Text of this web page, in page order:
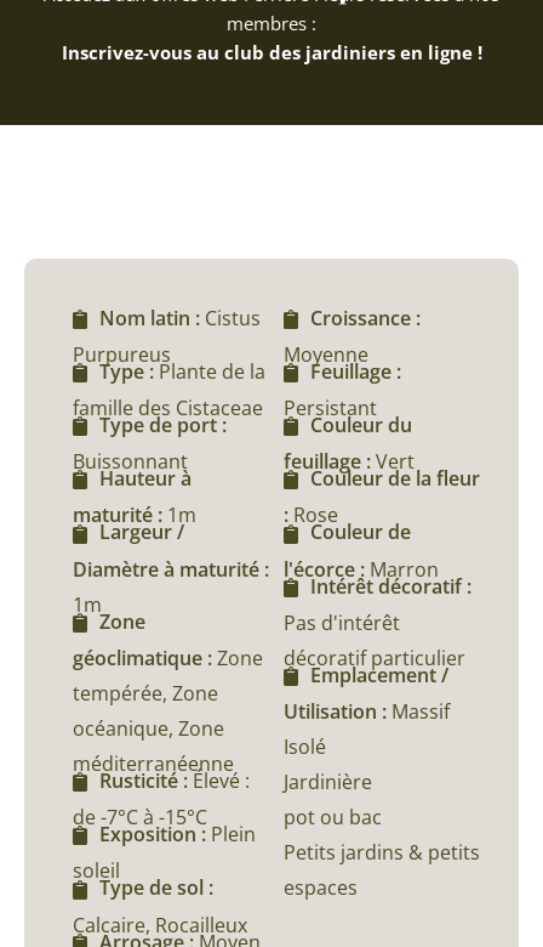
membres :
Inscrivez-vous au club des jardiniers en ligne !
Nom latin : Cistus
Purpureus
Type : Plante de la
famille des Cistaceae
Type de port :
Buissonnant
Hauteur à
maturité : 1m
Largeur /
Diamètre à maturité :
1m
Zone
géoclimatique :Zone
tempérée, Zone
océanique, Zone
méditerranéenne
Rusticité : Élevé :
de -7°C à -15°C
Exposition : Plein
soleil
Type de sol :
Calcaire, Rocailleux
Arrosage :Moyen
Croissance :
Moyenne
Feuillage :
Persistant
Couleur du
feuillage :Vert
Couleur de la fleur
: Rose
Couleur de
l'écorce : Marron
Intérêt décoratif :
Pas d'intérêt
décoratif particulier
Emplacement /
Utilisation : Massif
Isolé
Jardinière
pot ou bac
Petits jardins & petits
espaces